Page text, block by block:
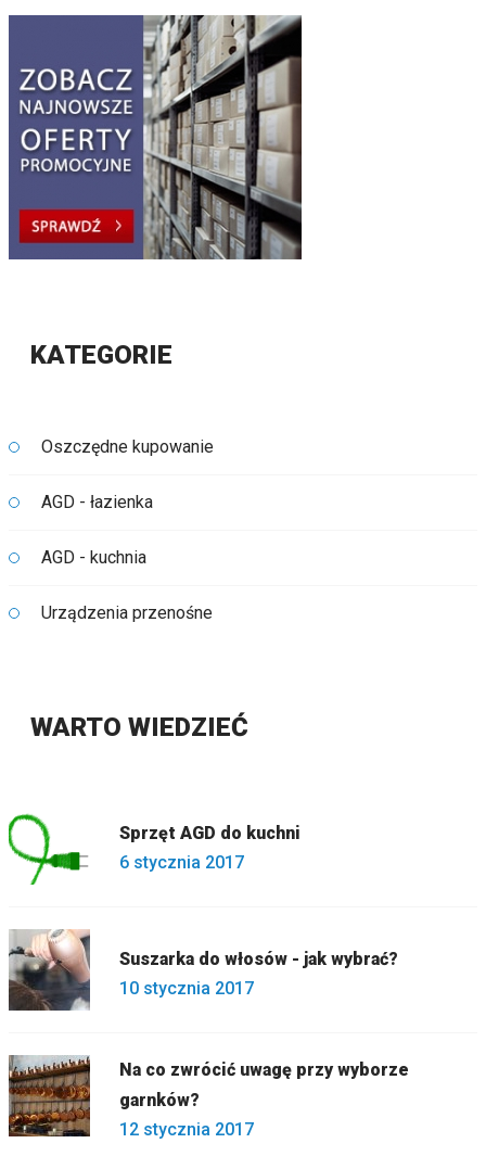
KATEGORIE
Oszczędne kupowanie
AGD - łazienka
AGD - kuchnia
Urządzenia przenośne
WARTO WIEDZIEĆ
Sprzęt AGD do kuchni
6 stycznia 2017
Suszarka do włosów - jak wybrać?
10 stycznia 2017
Na co zwrócić uwagę przy wyborze
garnków?
12 stycznia 2017